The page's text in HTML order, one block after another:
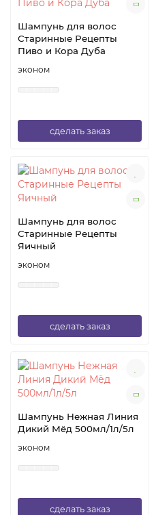
Шампунь для волос
Старинные Рецепты
Пиво и Кора Дуба
эконом
сделать заказ
Шампунь для волос
Старинные Рецепты
Яичный
эконом
сделать заказ
Шампунь Нежная Линия
Дикий Мёд 500мл/1л/5л
эконом
сделать заказ